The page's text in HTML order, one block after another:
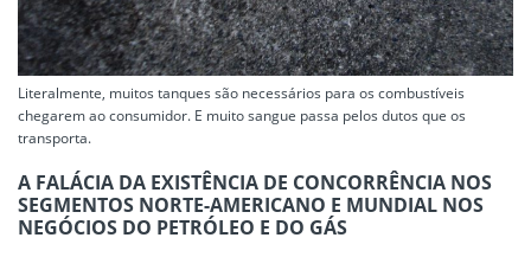
Literalmente, muitos tanques são necessários para os combustíveis
chegarem ao consumidor. E muito sangue passa pelos dutos que os
transporta.
A FALÁCIA DA EXISTÊNCIA DE CONCORRÊNCIA NOS
SEGMENTOS NORTE-AMERICANO E MUNDIAL NOS
NEGÓCIOS DO PETRÓLEO E DO GÁS